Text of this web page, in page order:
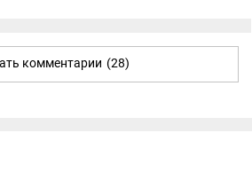
комментарии (28)